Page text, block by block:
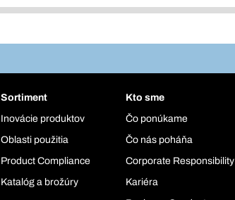
Sortiment
Inovácie produktov
Oblasti použitia
Product Compliance
Katalóg a brožúry
Kto sme
Čo ponúkame
Čo nás poháňa
Corporate Responsibility
Kariéra